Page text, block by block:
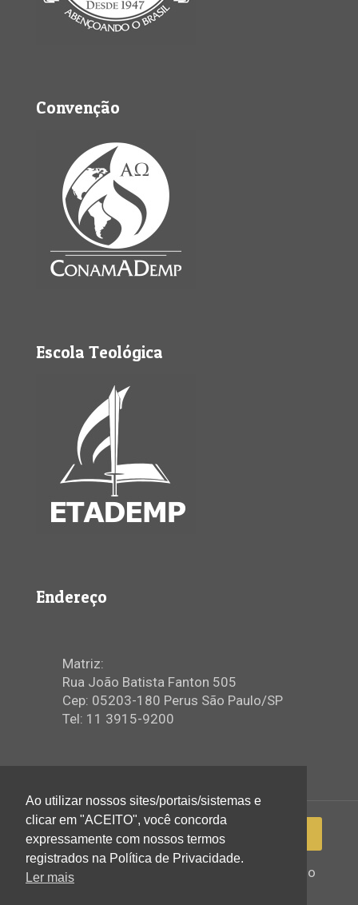
Convenção
Escola Teológica
Endereço
Matriz:
Rua João Batista Fanton 505
Cep: 05203-180 Perus São Paulo/SP
Tel: 11 3915-9200
2022 © Igreja Assembleia de Deus Ministério
Ao utilizar nossos sites/portais/sistemas e
clicar em "ACEITO", você concorda
expressamente com nossos termos
registrados na Política de Privacidade.
Ler mais